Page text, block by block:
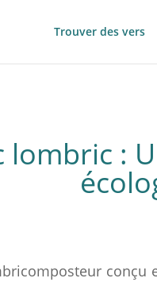
Trouver des vers
lombric :
conçu